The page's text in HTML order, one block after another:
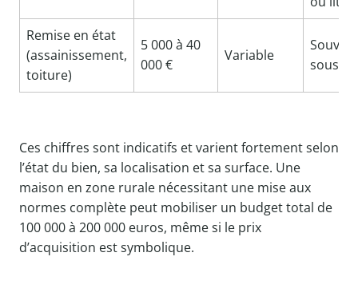
Remise en état
(assainissement,
toiture)
5 000 à 40
000 €
Variable
sous-
Ces chiffres sont indicatifs et varient fortement selon
l’état du bien, sa localisation et sa surface. Une
maison en zone rurale nécessitant une mise aux
normes complète peut mobiliser un budget total de
100 000 à 200 000 euros, même si le prix
d’acquisition est symbolique.